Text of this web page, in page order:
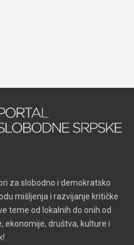
za slobodno i demokratsko
mišljenja i razvijanje kritičke
teme od lokalnih do onih od
ekonomije, društva, kulture i